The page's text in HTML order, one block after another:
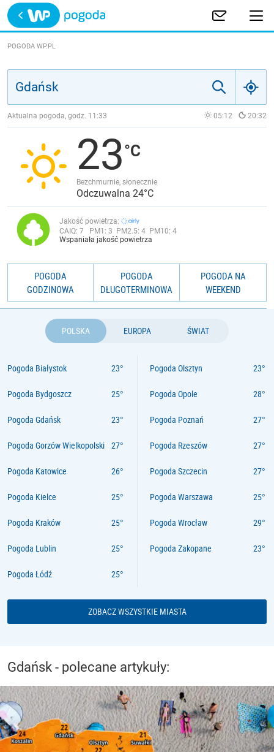
Trwa ładowanie
POLSKA
JAKOŚĆ POWIETRZA
POGODA WP.PL
Aktualna pogoda, godz. 11:33 05:12 20:32
23
Bezchmurnie, słonecznie
Odczuwalna 24°C
Jakość powietrza:
CAIQ: 7 PM1: 3 PM2.5: 4 PM10: 4
Wspaniała jakość powietrza
POGODA
GODZINOWA
POGODA
DŁUGOTERMINOWA
POGODA NA
WEEKEND
POLSKA EUROPA ŚWIAT
Pogoda Białystok
Pogoda Bydgoszcz
Pogoda Gdańsk
Pogoda Gorzów Wielkopolski
Pogoda Katowice
Pogoda Kielce
Pogoda Kraków
Pogoda Lublin
Pogoda Łódź
Pogoda Olsztyn
Pogoda Opole
Pogoda Poznań
Pogoda Rzeszów
Pogoda Szczecin
Pogoda Warszawa
Pogoda Wrocław
Pogoda Zakopane
ZOBACZ WSZYSTKIE MIASTA
Gdańsk - polecane artykuły: